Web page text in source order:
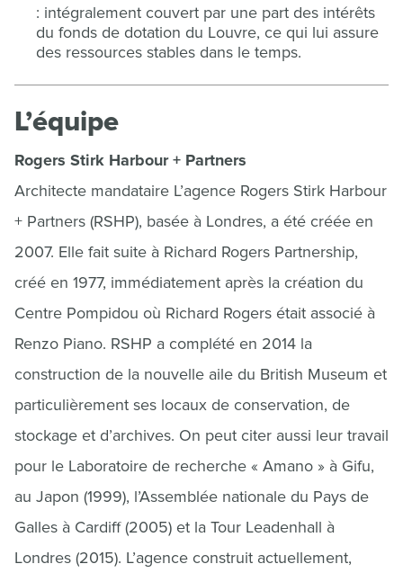
: intégralement couvert par une part des intérêts
du fonds de dotation du Louvre, ce qui lui assure
des ressources stables dans le temps.
L’équipe
Rogers Stirk Harbour + Partners
Architecte mandataire L’agence Rogers Stirk Harbour
+ Partners (RSHP), basée à Londres, a été créée en
2007. Elle fait suite à Richard Rogers Partnership,
créé en 1977, immédiatement après la création du
Centre Pompidou où Richard Rogers était associé à
Renzo Piano. RSHP a complété en 2014 la
construction de la nouvelle aile du British Museum et
particulièrement ses locaux de conservation, de
stockage et d’archives. On peut citer aussi leur travail
pour le Laboratoire de recherche « Amano » à Gifu,
au Japon (1999), l’Assemblée nationale du Pays de
Galles à Cardiff (2005) et la Tour Leadenhall à
Londres (2015). L’agence construit actuellement,